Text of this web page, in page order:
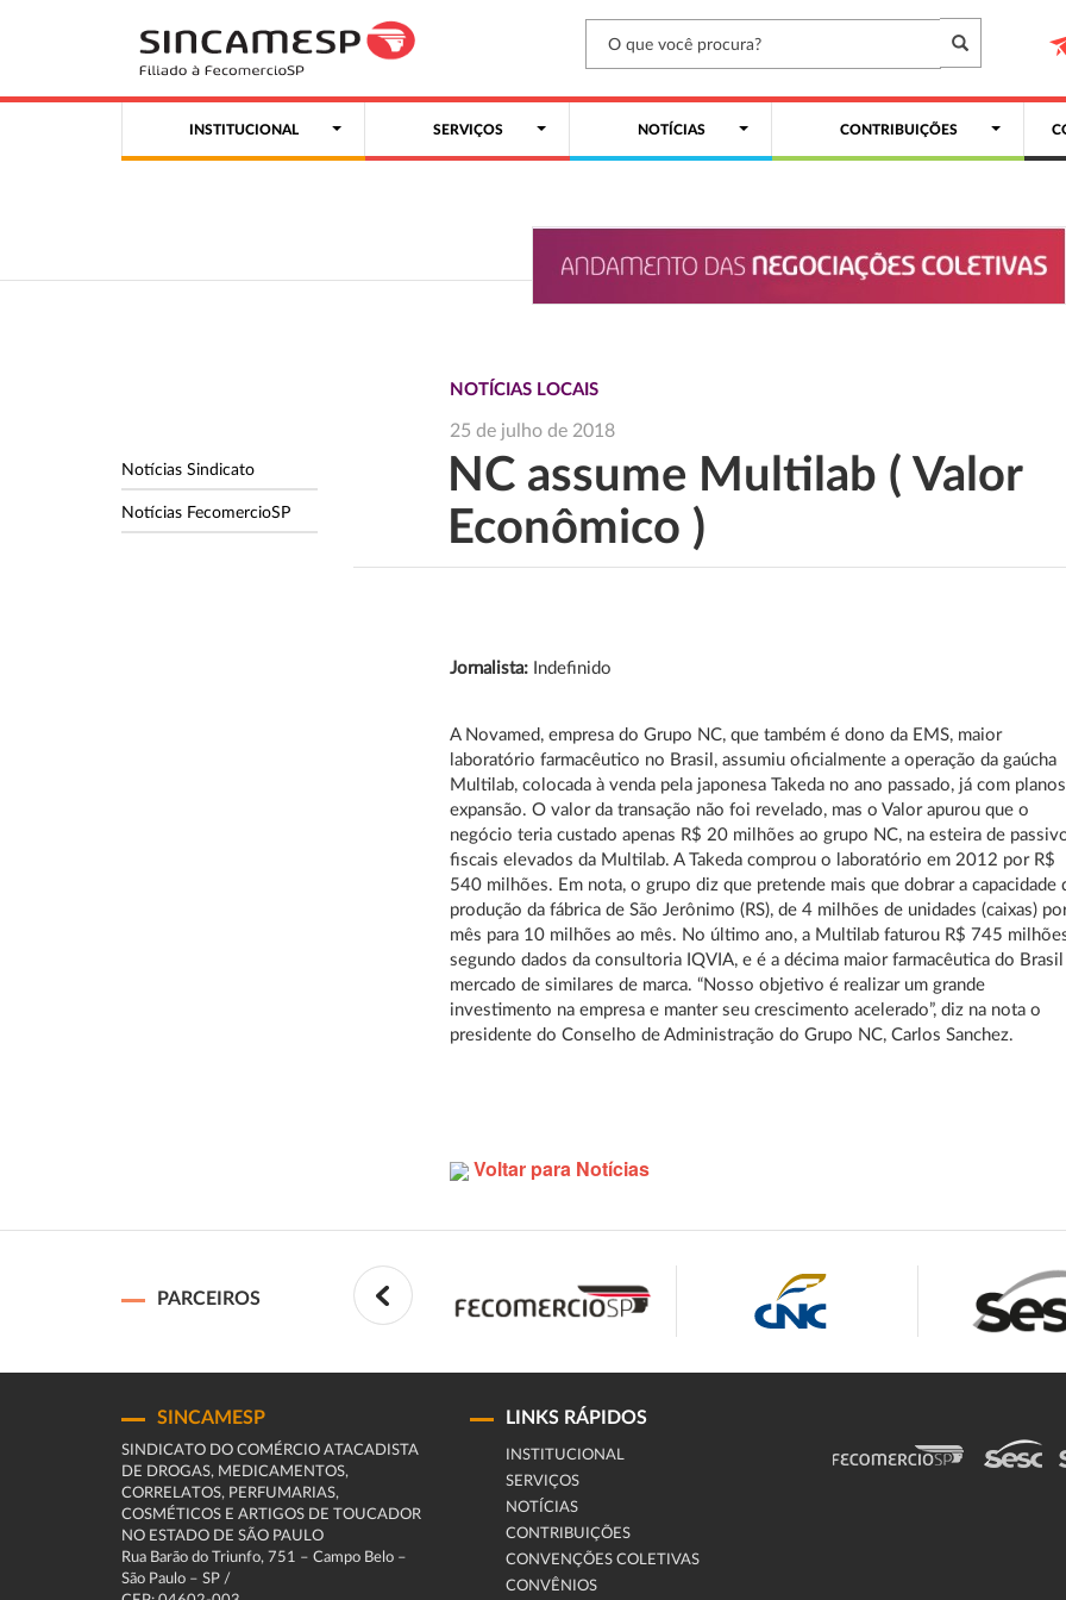
INSTITUCIONAL SERVIÇOS NOTÍCIAS CONTRIBUIÇÕES
Notícias Sindicato
Notícias FecomercioSP
NOTÍCIAS LOCAIS
25 de julho de 2018
NC assume Multilab ( Valor
Econômico )
Jornalista: Indefinido
A Novamed, empresa do Grupo NC, que também é dono da EMS, maior
laboratório farmacêutico no Brasil, assumiu oficialmente a operação da gaúcha
Multilab, colocada à venda pela japonesa Takeda no ano passado, já com
expansão. O valor da transação não foi revelado, mas o Valor apurou que o
negócio teria custado apenas R$ 20 milhões ao grupo NC, na esteira de
fiscais elevados da Multilab. A Takeda comprou o laboratório em 2012 por R$
540 milhões. Em nota, o grupo diz que pretende mais que dobrar a capacidade
produção da fábrica de São Jerônimo (RS), de 4 milhões de unidades (caixas)
mês para 10 milhões ao mês. No último ano, a Multilab faturou R$ 745
segundo dados da consultoria IQVIA, e é a décima maior farmacêutica do
mercado de similares de marca. “Nosso objetivo é realizar um grande
investimento na empresa e manter seu crescimento acelerado”, diz na nota o
presidente do Conselho de Administração do Grupo NC, Carlos Sanchez.
Voltar para Notícias
PARCEIROS
SINCAMESP
SINDICATO DO COMÉRCIO ATACADISTA
DE DROGAS, MEDICAMENTOS,
CORRELATOS, PERFUMARIAS,
COSMÉTICOS E ARTIGOS DE TOUCADOR
NO ESTADO DE SÃO PAULO
Rua Barão do Triunfo, 751 – Campo Belo –
São Paulo – SP /
LINKS RÁPIDOS
INSTITUCIONAL
SERVIÇOS
NOTÍCIAS
CONTRIBUIÇÕES
CONVENÇÕES COLETIVAS
CONVÊNIOS